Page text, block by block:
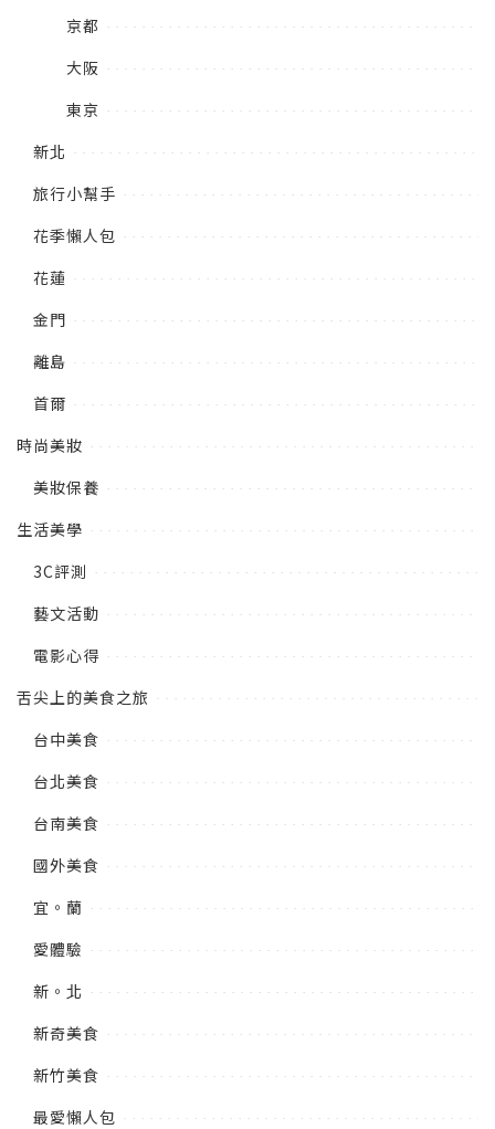
京都
大阪
東京
新北
旅行小幫手
花季懶人包
花蓮
金門
離島
首爾
時尚美妝
美妝保養
生活美學
3C評測
藝文活動
電影心得
舌尖上的美食之旅
台中美食
台北美食
台南美食
國外美食
宜。蘭
愛體驗
新。北
新奇美食
新竹美食
最愛懶人包